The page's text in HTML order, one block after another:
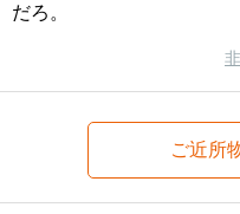
だろ。
ご近所